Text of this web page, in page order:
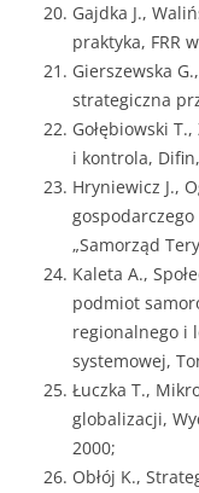
Gajdka J.,
praktyka, FRR
Gierszewska
strategiczna
Gołębiowski
i kontrola,
Hryniewicz J.,
„Samorząd
Kaleta A.,
podmiot
regionalnego i
systemowej,
Łuczka T.,
globalizacji,
2000;
Obłój K.,